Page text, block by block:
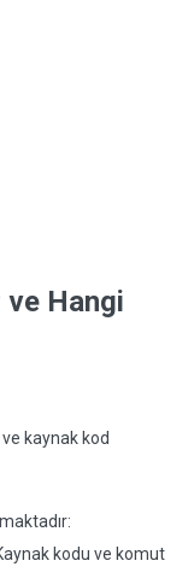
ve Hangi
kaynak kod
kodu ve komut